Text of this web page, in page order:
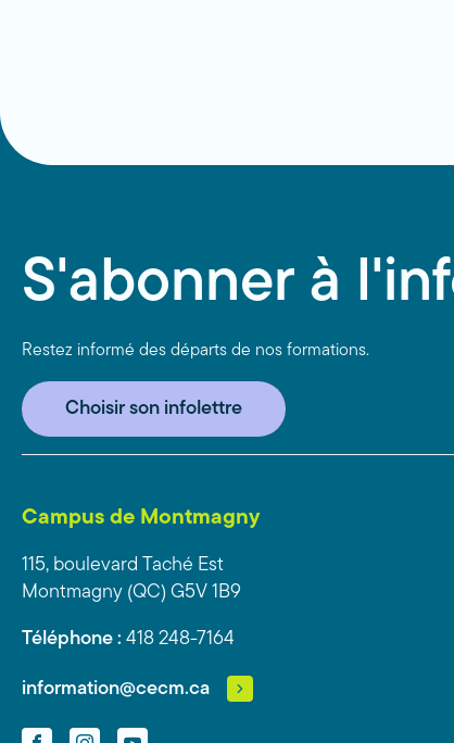
S'abonner à
Restez informé des départs de nos formations.
Choisir son infolettre
Campus de Montmagny
115, boulevard Taché Est
Montmagny (QC) G5V 1B9
Téléphone : 418 248-7164
information@cecm.ca
FacebookInstagramYouTube